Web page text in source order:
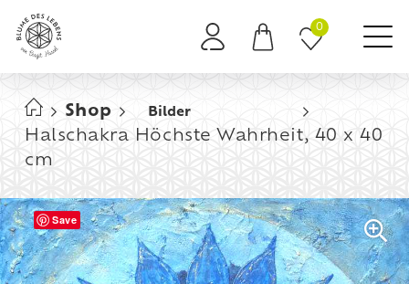
0
Shop Bilder
Halschakra Höchste Wahrheit, 40 x 40
cm
Save